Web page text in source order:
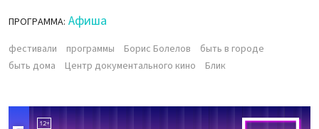
ПРОГРАММА: Афиша
фестивали программы Борис Болелов
быть в городе
быть дома
Центр документального кино Блик